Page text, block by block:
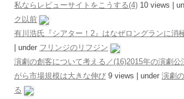
私ならレビューサイトをこうする(4) 10 views
ク以前
有川浩氏『シアター！2』はなぜロングランに消
under フリンジのリフジン
演劇の創客について考える／(16)2015年の演劇公
がら市場規模は大きな伸び 9 views under 演劇
る